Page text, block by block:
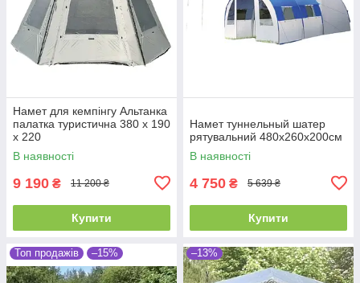
Намет для кемпінгу Альтанка
палатка туристична 380 х 190
х 220
В наявності
9 190 ₴ 11 200 ₴
Купити
Намет туннельный шатер
рятувальний 480x260x200см
В наявності
4 750 ₴ 5 639 ₴
Купити
Топ продажів –15% –13%